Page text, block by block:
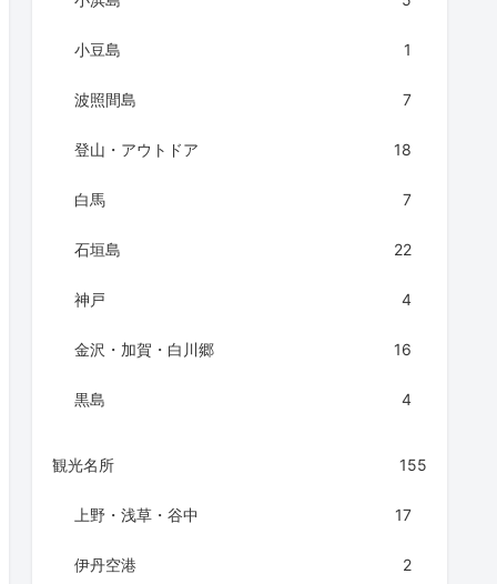
小豆島 1
波照間島 7
登山・アウトドア 18
白馬 7
石垣島 22
神戸 4
金沢・加賀・白川郷 16
黒島 4
観光名所 155
上野・浅草・谷中 17
伊丹空港 2